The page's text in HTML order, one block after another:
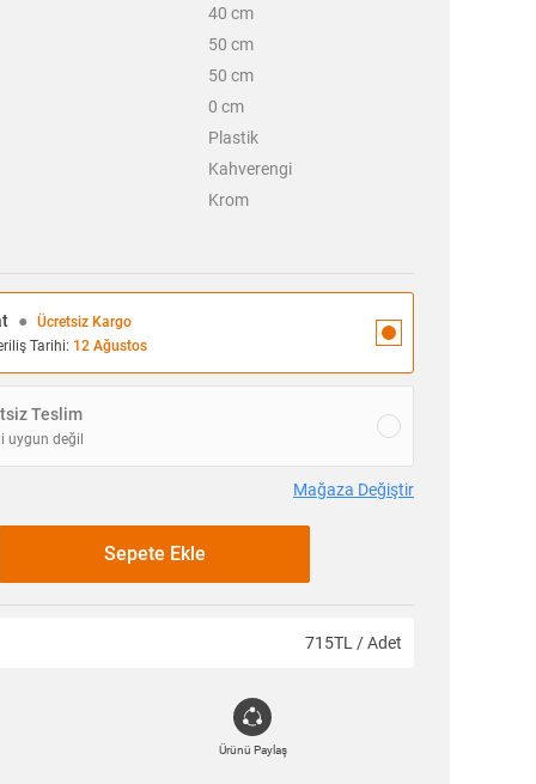
40 cm
50 cm
50 cm
0 cm
Plastik
Kahverengi
Krom
●
Ücretsiz Kargo
Tarihi: 12 Ağustos
Teslim
uygun değil
Mağaza Değiştir
Sepete Ekle
715TL / Adet
Ürünü Paylaş